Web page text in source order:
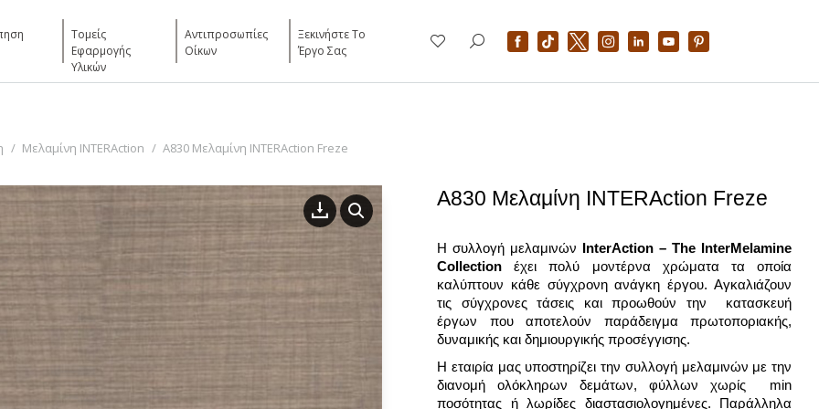
Τομείς
Εφαρμογής
Υλικών
Αντιπροσωπίες
Οίκων
Ξεκινήστε Το
Έργο Σας
Μελαμίνη INTERAction A830 Μελαμίνη INTERAction Freze
A830 Μελαμίνη INTERAction Freze
Η συλλογή μελαμινών InterAction – The InterMelamine
Collection έχει πολύ μοντέρνα χρώματα τα οποία
καλύπτουν κάθε σύγχρονη ανάγκη έργου. Αγκαλιάζουν
τις σύγχρονες τάσεις και προωθούν την κατασκευή
έργων που αποτελούν παράδειγμα πρωτοποριακής,
δυναμικής και δημιουργικής προσέγγισης.
Η εταιρία μας υποστηρίζει την συλλογή μελαμινών με την
διανομή ολόκληρων δεμάτων, φύλλων χωρίς min
ποσότητας ή λωρίδες διαστασιολογημένες. Παράλληλα